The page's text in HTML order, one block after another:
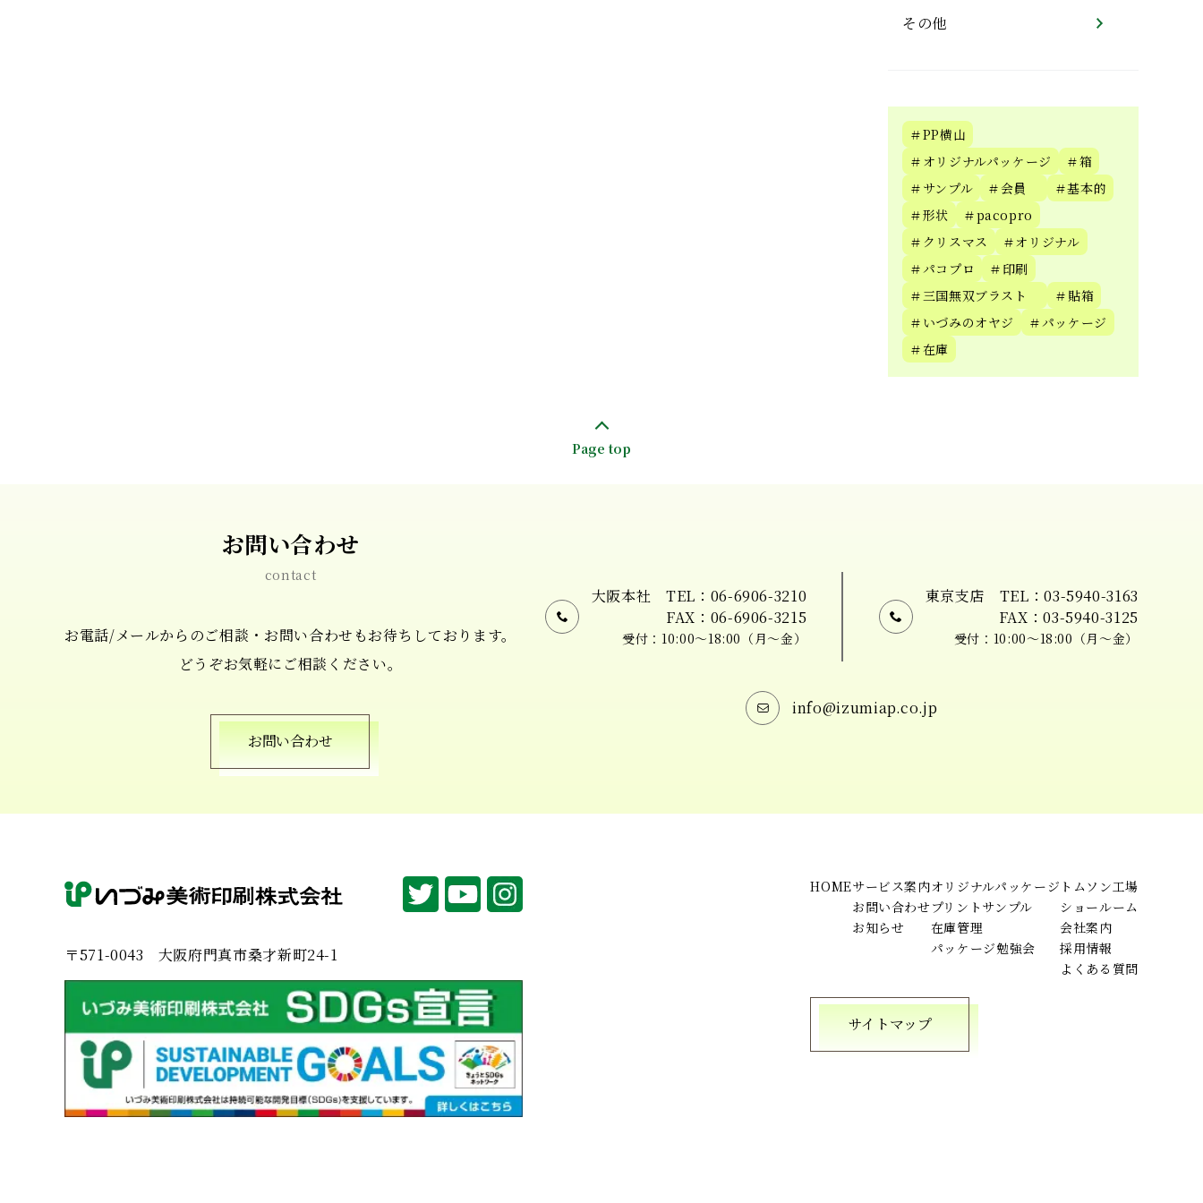
その他
＃PP横山
＃オリジナルパッケージ
＃箱
＃サンプル
＃会員
＃基本的
＃形状
＃pacopro
＃クリスマス
＃オリジナル
＃パコプロ
＃印刷
＃三国無双ブラスト
＃貼箱
＃いづみのオヤジ
＃パッケージ
＃在庫
Page top
お問い合わせ
contact
お電話/メールからのご相談・お問い合わせもお待ちしております。
どうぞお気軽にご相談ください。
お問い合わせ
大阪本社TEL：06-6906-3210
FAX：06-6906-3215
受付：10:00〜18:00（月〜金）
東京支店 TEL：03-5940-3163
FAX：03-5940-3125
受付：10:00〜18:00（月〜金）
info@izumiap.co.jp
〒571-0043 大阪府門真市桑才新町24-1
HOMEサービス案内
お問い合わせ
お知らせ
オリジナルパッケージ
プリントサンプル
在庫管理
パッケージ勉強会
トムソン工場
ショールーム
会社案内
採用情報
よくある質問
サイトマップ